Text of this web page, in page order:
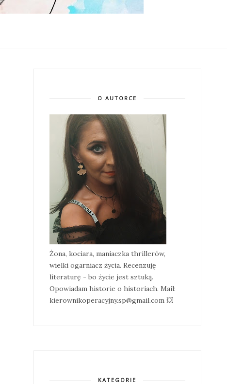
O AUTORCE
Żona, kociara, maniaczka thrillerów,
wielki ogarniacz życia. Recenzuję
literaturę - bo życie jest sztuką.
Opowiadam historie o historiach. Mail:
kierownikoperacyjny.sp@gmail.com 💥
KATEGORIE